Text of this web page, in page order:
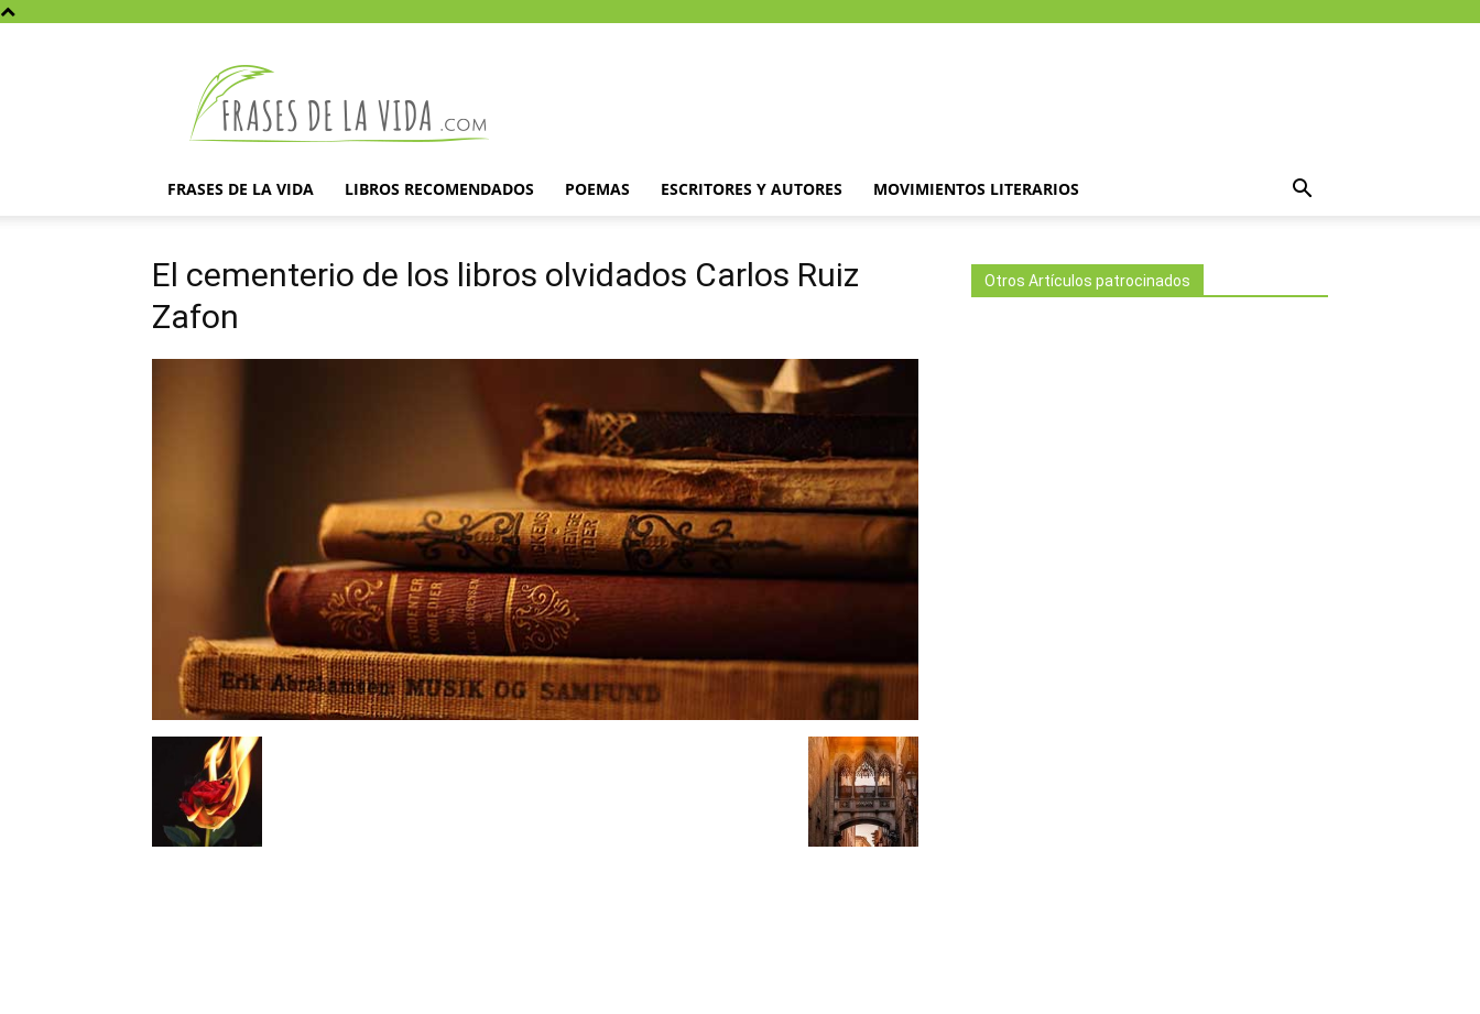
la
vida
FRASES DE LA VIDA LIBROS RECOMENDADOS POEMAS ESCRITORES Y AUTORES MOVIMIENTOS LITERARIOS
El cementerio de los libros olvidados Carlos Ruiz
Zafon
Otros Artículos patrocinados